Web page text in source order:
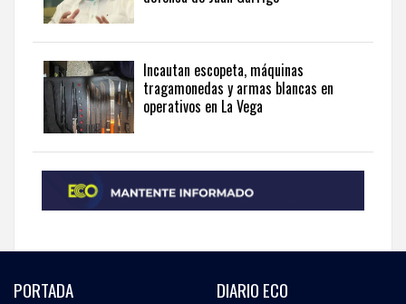
Incautan escopeta, máquinas
tragamonedas y armas blancas en
operativos en La Vega
PORTADA DIARIO ECO